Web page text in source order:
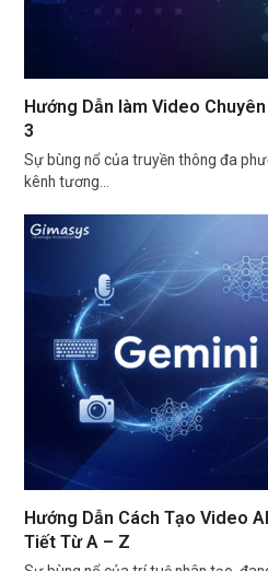
Hướng Dẫn làm Video
3
Sự bùng nổ của truyền thông đa
kênh tương…
Hướng Dẫn Cách Tạo Video
Tiết Từ A – Z